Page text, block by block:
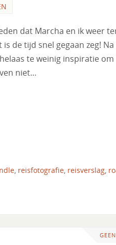
dat Marcha en ik weer
de tijd snel gegaan zeg!
te weinig inspiratie
niet…
reisfotografie reisverslag